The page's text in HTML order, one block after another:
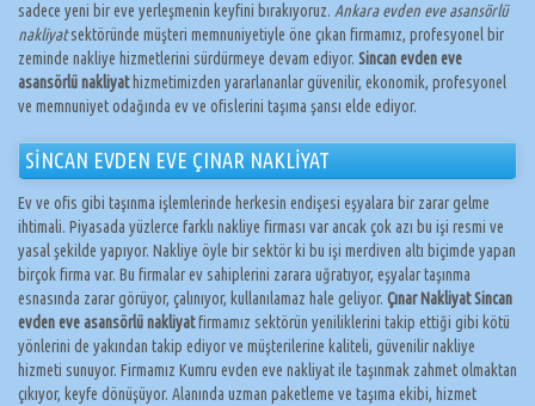
sadece yeni bir eve yerleşmenin keyfini bırakıyoruz. Ankara evden eve asansörlü
nakliyatsektöründe müşteri memnuniyetiyle öne çıkan firmamız, profesyonel bir
zeminde nakliye hizmetlerini sürdürmeye devam ediyor. Sincan evden eve
asansörlü nakliyathizmetimizden yararlananlar güvenilir, ekonomik, profesyonel
ve memnuniyet odağında ev ve ofislerini taşıma şansı elde ediyor.
SİNCAN EVDEN EVE ÇINAR NAKLİYAT
Ev ve ofis gibi taşınma işlemlerinde herkesin endişesi eşyalara bir zarar gelme
ihtimali. Piyasada yüzlerce farklı nakliye firması var ancak çok azı bu işi resmi ve
yasal şekilde yapıyor. Nakliye öyle bir sektör ki bu işi merdiven altı biçimde yapan
birçok firma var. Bu firmalar ev sahiplerini zarara uğratıyor, eşyalar taşınma
esnasında zarar görüyor, çalınıyor, kullanılamaz hale geliyor. Çınar Nakliyat Sincan
evden eve asansörlü nakliyatfirmamız sektörün yeniliklerini takip ettiği gibi kötü
yönlerini de yakından takip ediyor ve müşterilerine kaliteli, güvenilir nakliye
hizmeti sunuyor. Firmamız Kumru evden eve nakliyat ile taşınmak zahmet olmaktan
çıkıyor, keyfe dönüşüyor. Alanında uzman paketleme ve taşıma ekibi, hizmet